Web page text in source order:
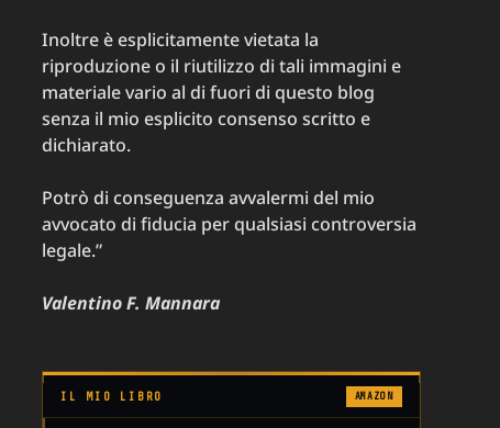
Inoltre è esplicitamente vietata la
riproduzione o il riutilizzo di tali immagini e
materiale vario al di fuori di questo blog
senza il mio esplicito consenso scritto e
dichiarato.
Potrò di conseguenza avvalermi del mio
avvocato di fiducia per qualsiasi controversia
legale.”
Valentino F. Mannara
IL MIO LIBRO AMAZON